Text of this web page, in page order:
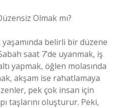
Olmak mı?
belirli bir düzene
saat 7’de uyanmak, iş
yapmak, öğlen molasında
akşam ise rahatlamaya
pek çok insan için
taşlarını oluşturur. Peki,